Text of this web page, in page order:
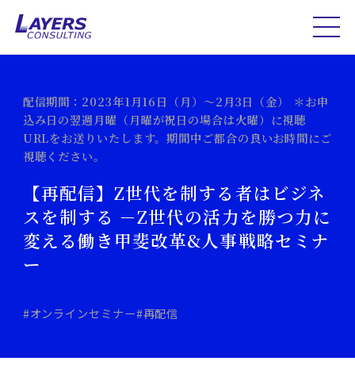
配信期間：2023年1月16日（月）～2月3日（金） ＊お申
込み日の翌週月曜（月曜が祝日の場合は火曜）に視聴
URLをお送りいたします。期間中ご都合の良いお時間にご
視聴ください。
【再配信】Z世代を制する者はビジネ
スを制する －Z世代の活力を勝つ力に
変える働き甲斐改革&人事戦略セミナ
ー
#オンラインセミナー#再配信